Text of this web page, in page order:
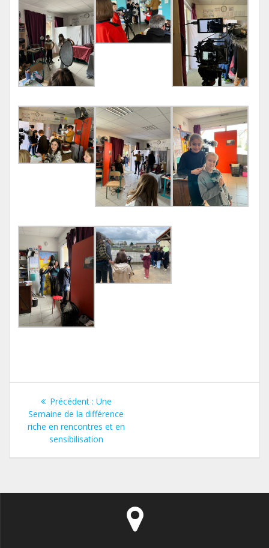
Navigation
de
l’article
Précédent : Article
précédent
:
Une
Semaine de la différence
riche en rencontres et en
sensibilisation